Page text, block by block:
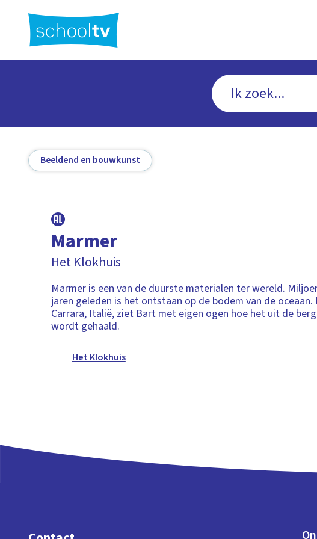
hoofdinhoud
Beeldend en bouwkunst
Marmer
Het Klokhuis
Marmer is een van de duurste materialen ter wereld.
jaren geleden is het ontstaan op de bodem van de oceaan.
Carrara, Italië, ziet Bart met eigen ogen hoe het uit de
wordt gehaald.
Het Klokhuis